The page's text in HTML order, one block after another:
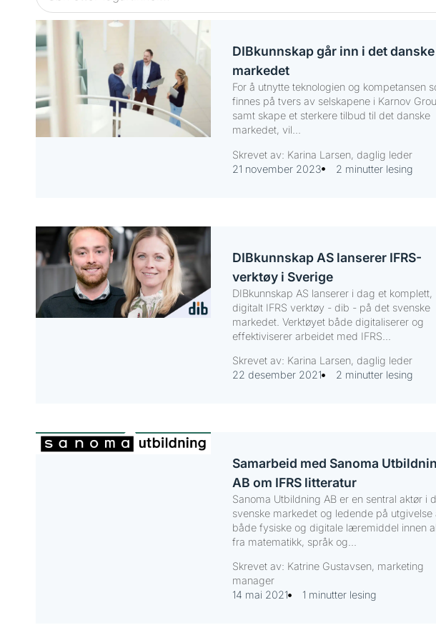
DIBkunnskap går inn i det danske
markedet
For å utnytte teknologien og kompetansen
finnes på tvers av selskapene i Karnov
samt skape et sterkere tilbud til det danske
markedet, vil...
Skrevet av: Karina Larsen, daglig leder
21 november 2023
2 minutter lesing
DIBkunnskap AS lanserer IFRS-
verktøy i Sverige
DIBkunnskap AS lanserer i dag et komplett,
digitalt IFRS verktøy - dib - på det svenske
markedet. Verktøyet både digitaliserer og
effektiviserer arbeidet med IFRS...
Skrevet av: Karina Larsen, daglig leder
22 desember 2021
2 minutter lesing
Samarbeid med Sanoma
AB om IFRS litteratur
Sanoma Utbildning AB er en sentral aktør i
svenske markedet og ledende på utgivelse
både fysiske og digitale læremiddel innen
fra matematikk, språk og...
Skrevet av: Katrine Gustavsen, marketing
manager
14 mai 2021
1 minutter lesing